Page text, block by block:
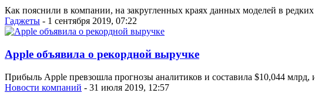
Как пояснили в компании, на закругленных краях данных моделей в
Гаджеты - 1 сентября 2019, 07:22
Apple объявила о рекордной выручке
Прибыль Apple превзошла прогнозы аналитиков и составила $10,044 млрд,
Новости компаний - 31 июля 2019, 12:57